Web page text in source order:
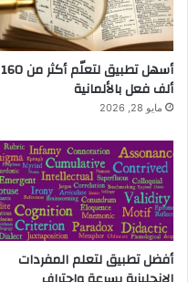
أسهل تطبيق لتعلّم أكثر من 160
ألف فعل بالألمانية
مايو 28, 2026
أفضل تطبيق لتعلم المفردات